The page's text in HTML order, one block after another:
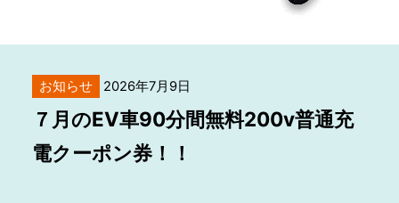
お知らせ 2026年7月9日
７月のEV車90分間無料200v普通充
電クーポン券！！